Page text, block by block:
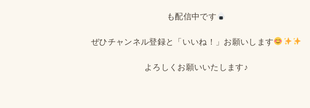
も配信中です
ぜひチャンネル登録と「いいね！」お願いします
よろしくお願いいたします♪